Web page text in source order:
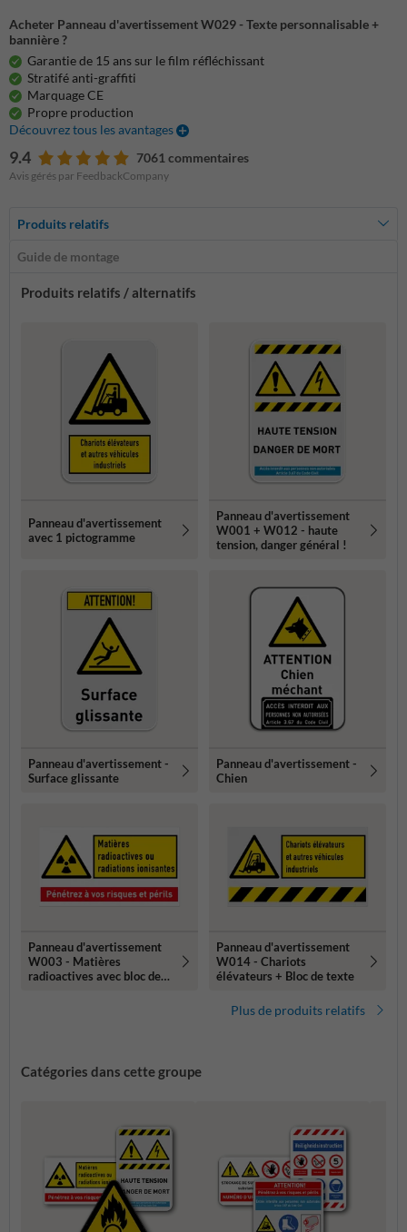
Acheter Panneau d'avertissement W029 - Texte personnalisable +
bannière ?
Garantie de 15 ans sur le film réfléchissant
Stratifé anti-graffiti
Marquage CE
Propre production
Découvrez tous les avantages
9.4 7061 commentaires
Avis gérés par FeedbackCompany
Produits relatifs
Guide de montage
Produits relatifs / alternatifs
Panneau d'avertissement
avec 1 pictogramme
Panneau d'avertissement
W001 + W012 - haute
tension, danger général !
Panneau d'avertissement -
Surface glissante
Panneau d'avertissement -
Chien
Panneau d'avertissement
W003 - Matières
radioactives avec bloc de
Panneau d'avertissement
W014 - Chariots
élévateurs + Bloc de texte
Plus de produits relatifs
Catégories dans cette groupe